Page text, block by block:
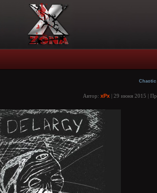
Chaotic
Автор: xPx | 29 июня 2015 |